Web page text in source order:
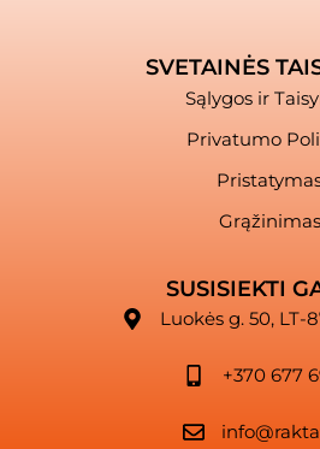
SVETAINĖS
Sąlygos ir
Privatumo
Grąžinimas
SUSISIEKTI
Luokės g. 50, LT-
+370 677